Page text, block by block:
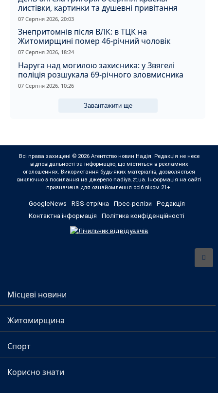
листівки, картинки та душевні привітання
07 Серпня 2026, 20:03
Знепритомнів після ВЛК: в ТЦК на
Житомирщині помер 46-річний чоловік
07 Серпня 2026, 18:24
Наруга над могилою захисника: у Звягелі
поліція розшукала 69-річного зловмисника
07 Серпня 2026, 10:26
Завантажити ще
Всі права захищені © 2026 Агентство новин Надія. Редакція не несе
відповідальності за інформацію, що міститься в рекламних
оголошеннях. Використання будь-яких матеріалів, дозволяється
виключно з посилання на джерело nadiya.zt.ua. Інформація на сайті
призначена для ознайомлення осіб віком 21+.
GoogleNews RSS-стрічка Прес-релізи
Редакція
Контактна інформація
Політика конфіденційності
Місцеві новини
Житомирщина
Спорт
Корисно знати